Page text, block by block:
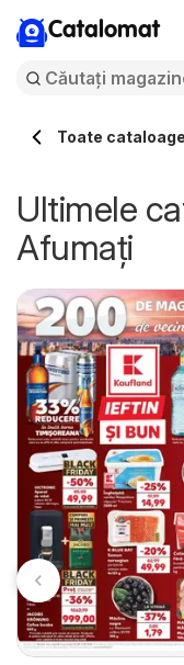
Catalomat
Toate
Ultimele
Afumaţi